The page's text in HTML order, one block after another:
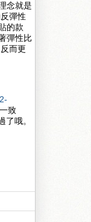
念就是
彈性
的款
彈性比
而更
致
了哦。